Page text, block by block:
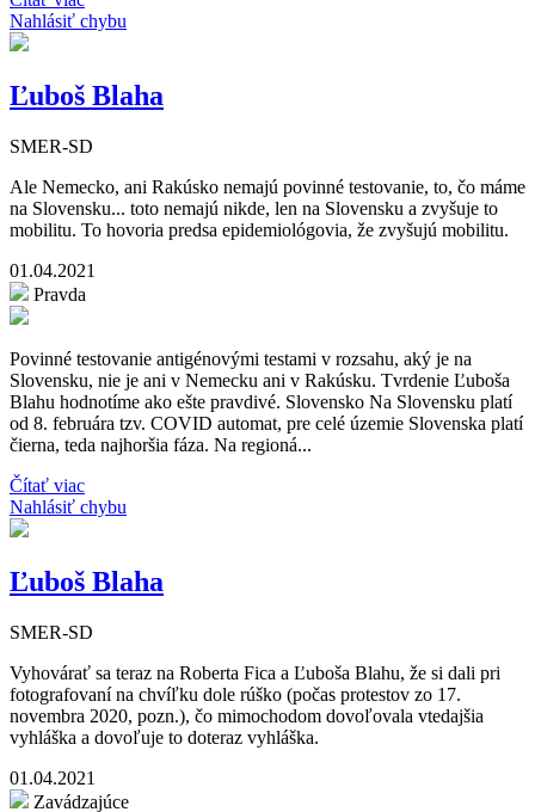
Nahlásiť chybu
Ľuboš Blaha
SMER-SD
Ale Nemecko, ani Rakúsko nemajú povinné testovanie, to, čo máme
na Slovensku... toto nemajú nikde, len na Slovensku a zvyšuje to
mobilitu. To hovoria predsa epidemiológovia, že zvyšujú mobilitu.
01.04.2021
Pravda
Povinné testovanie antigénovými testami v rozsahu, aký je na
Slovensku, nie je ani v Nemecku ani v Rakúsku. Tvrdenie Ľuboša
Blahu hodnotíme ako ešte pravdivé. Slovensko Na Slovensku platí
od 8. februára tzv. COVID automat, pre celé územie Slovenska platí
čierna, teda najhoršia fáza. Na regioná...
Čítať viac
Nahlásiť chybu
Ľuboš Blaha
SMER-SD
Vyhovárať sa teraz na Roberta Fica a Ľuboša Blahu, že si dali pri
fotografovaní na chvíľku dole rúško (počas protestov zo 17.
novembra 2020, pozn.), čo mimochodom dovoľovala vtedajšia
vyhláška a dovoľuje to doteraz vyhláška.
01.04.2021
Zavádzajúce